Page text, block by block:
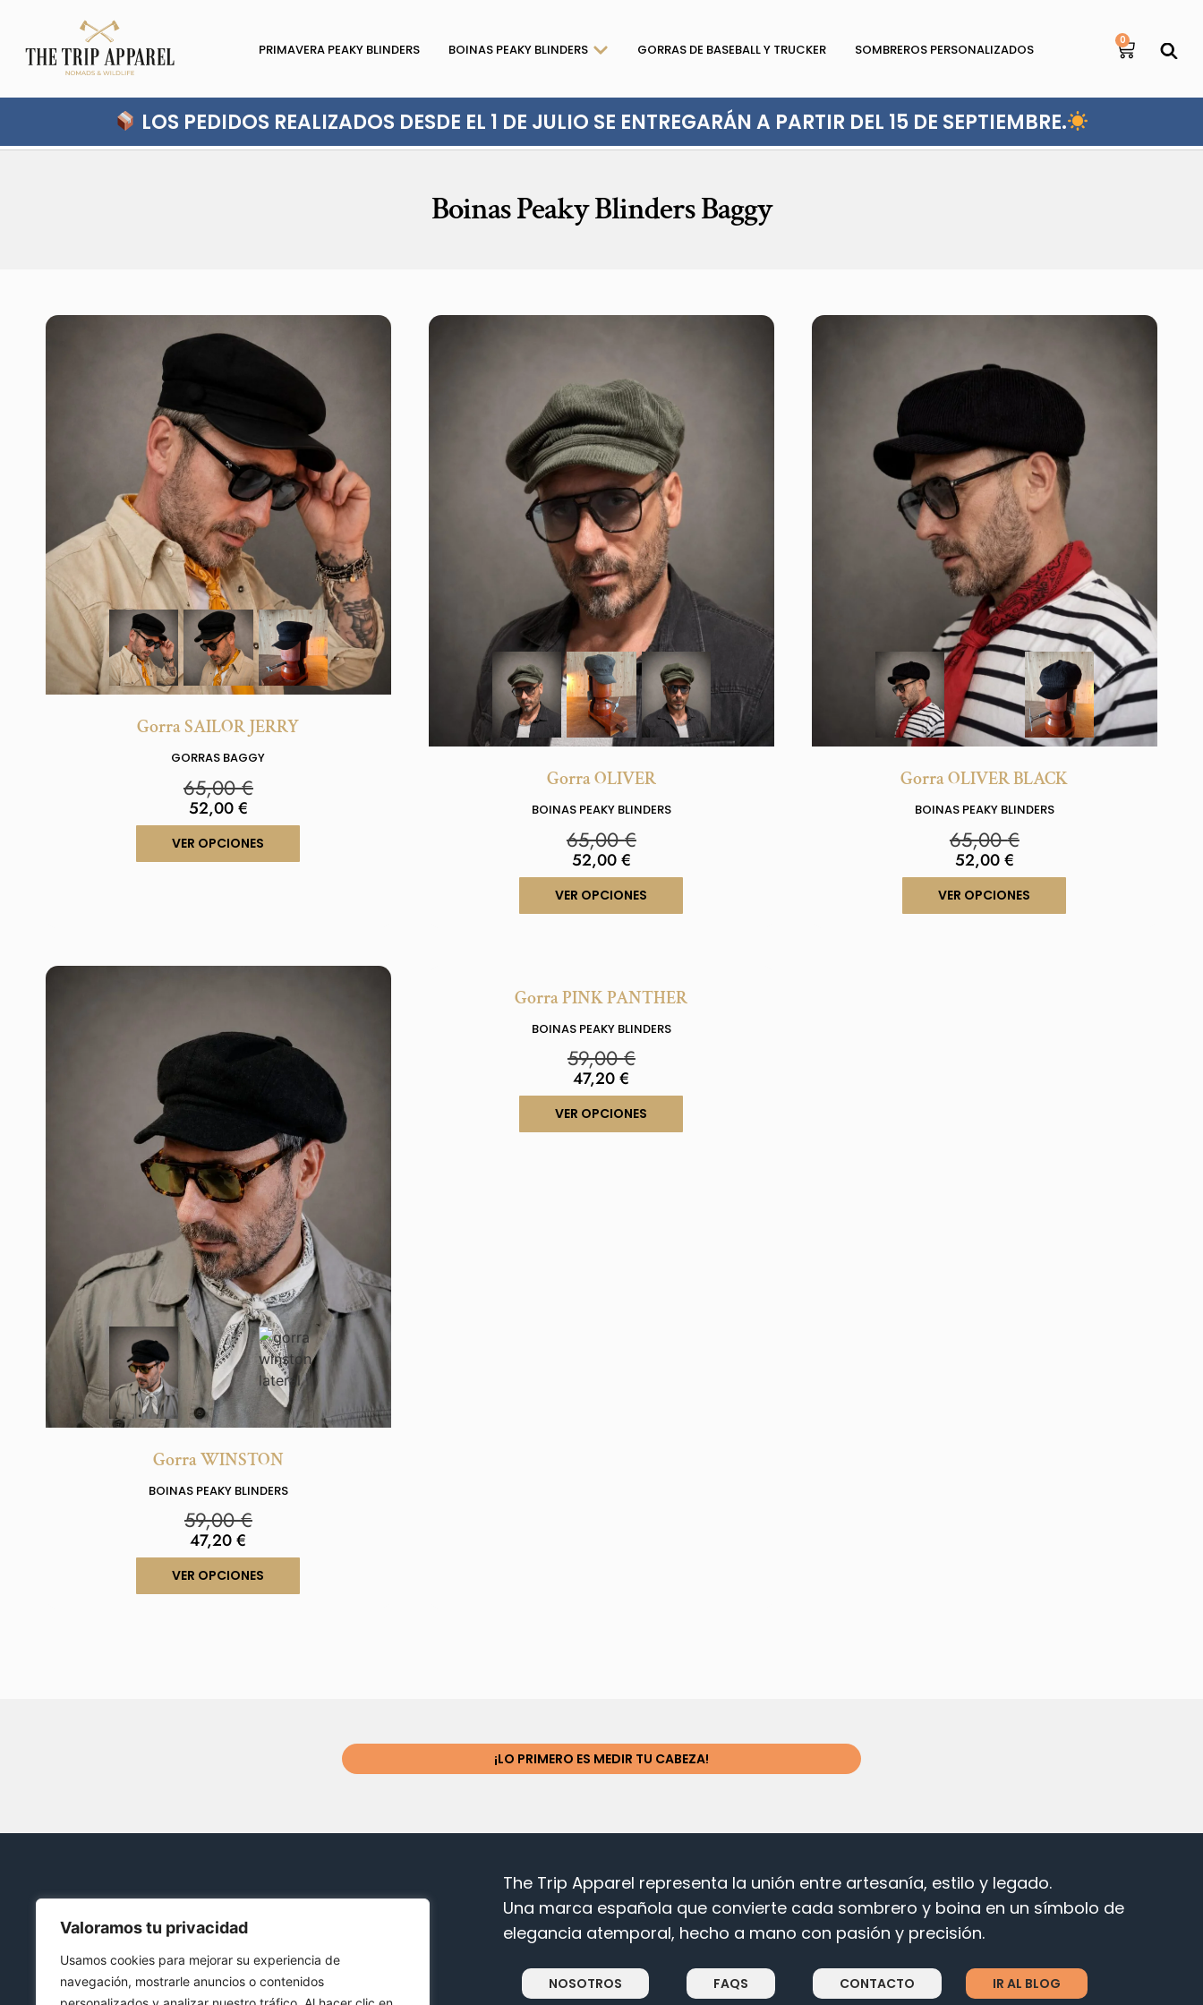
Valoramos tu privacidad
Usamos cookies para mejorar su experiencia de
navegación, mostrarle anuncios o contenidos
PRIMAVERA PEAKY BLINDERS BOINAS PEAKY BLINDERS GORRAS DE BASEBALL Y TRUCKER SOMBREROS PERSONALIZADOS
0
LOS PEDIDOS REALIZADOS DESDE EL 1 DE JULIO SE ENTREGARÁN A PARTIR DEL 15 DE SEPTIEMBRE.
Boinas Peaky Blinders Baggy
Gorra SAILOR JERRY
GORRAS BAGGY
65,00€
52,00€
VER OPCIONES
Gorra OLIVER
BOINAS PEAKY BLINDERS
65,00€
52,00€
VER OPCIONES
Gorra OLIVER BLACK
BOINAS PEAKY BLINDERS
65,00€
52,00€
VER OPCIONES
Gorra WINSTON
BOINAS PEAKY BLINDERS
59,00€
47,20€
VER OPCIONES
Gorra PINK PANTHER
BOINAS PEAKY BLINDERS
59,00€
47,20€
VER OPCIONES
¡LO PRIMERO ES MEDIR TU CABEZA!
SÍGUENOS EN REDES:
The Trip Apparel representa la unión entre artesanía, estilo y legado.
Una marca española que convierte cada sombrero y boina en un símbolo de
elegancia atemporal, hecho a mano con pasión y precisión.
NOSOTROS FAQS CONTACTO IR AL BLOG